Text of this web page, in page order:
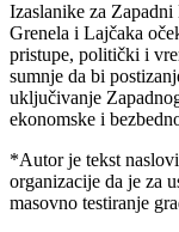
Izaslanike za
Grenela i Lajčaka
pristupe, politički i
sumnje da bi
uključivanje
ekonomske i
*Autor je tekst
organizacije da je za
masovno testiranje